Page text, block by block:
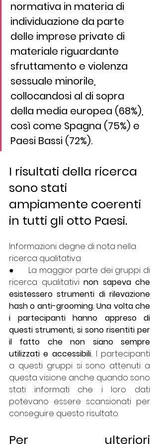
normativa in materia di
individuazione da parte
delle imprese private di
materiale riguardante
sfruttamento e violenza
sessuale minorile,
collocandosi al di sopra
della media europea (68%),
così come Spagna (75%) e
Paesi Bassi (72%).
I risultati della ricerca
sono stati
ampiamente coerenti
in tutti gli otto Paesi.
Informazioni degne di nota nella
ricerca qualitativa
●      La maggior parte dei gruppi di
ricerca qualitativi non sapeva che
esistessero strumenti di rilevazione
hash o anti-grooming. Una volta che
i partecipanti hanno appreso di
questi strumenti, si sono risentiti per
il fatto che non siano sempre
utilizzati e accessibili. I partecipanti
a questi gruppi si sono attenuti a
questa visione anche quando sono
stati informati che i loro dati
potevano essere scansionati per
conseguire questo risultato.
Per ulteriori